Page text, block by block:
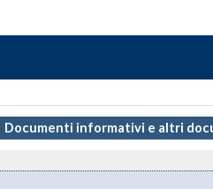
Documenti informativi e altri